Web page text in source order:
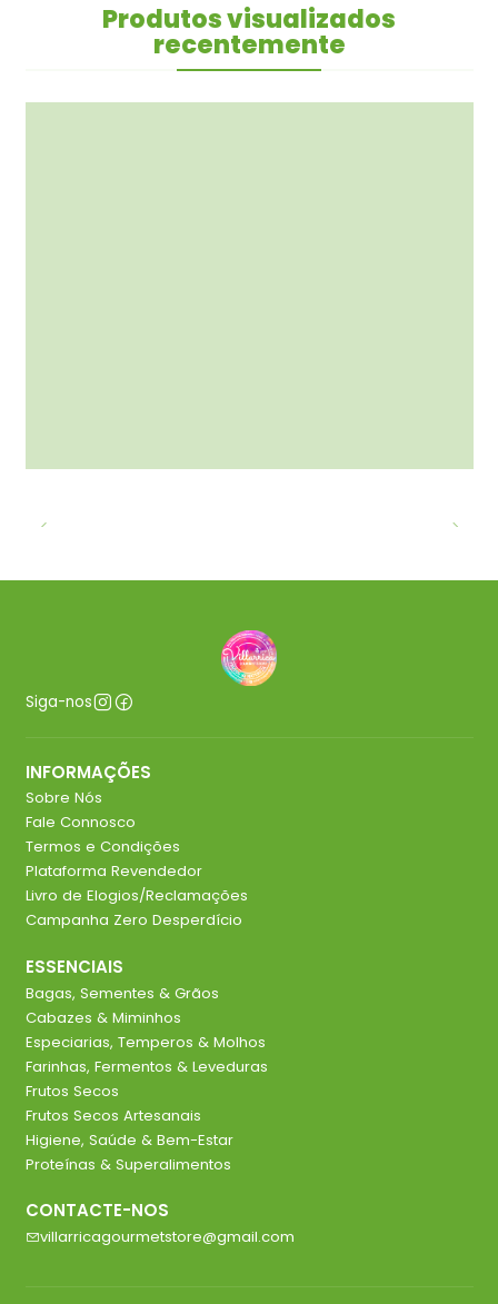
Produtos visualizados
recentemente
Siga-nos
INFORMAÇÕES
Sobre Nós
Fale Connosco
Termos e Condições
Plataforma Revendedor
Livro de Elogios/Reclamações
Campanha Zero Desperdício
ESSENCIAIS
Bagas, Sementes & Grãos
Cabazes & Miminhos
Especiarias, Temperos & Molhos
Farinhas, Fermentos & Leveduras
Frutos Secos
Frutos Secos Artesanais
Higiene, Saúde & Bem-Estar
Proteínas & Superalimentos
CONTACTE-NOS
villarricagourmetstore@gmail.com